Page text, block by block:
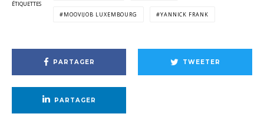
ÉTIQUETTES
MOOVIJOB LUXEMBOURG YANNICK FRANK
PARTAGER TWEETER
PARTAGER